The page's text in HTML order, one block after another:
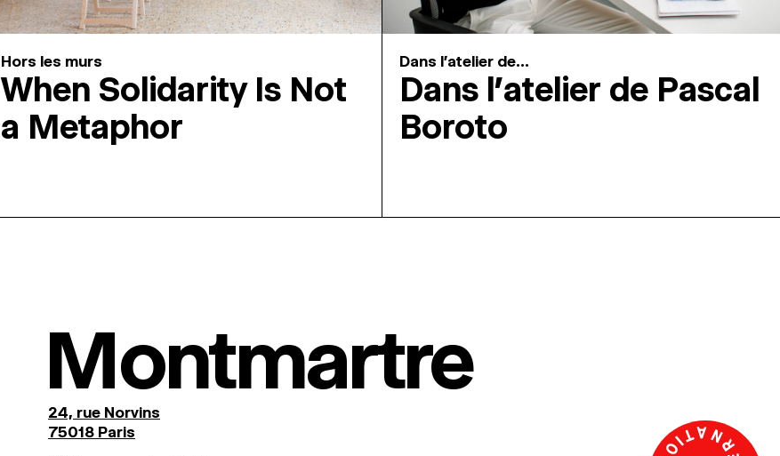
Hors les murs
When Solidarity Is Not
a Metaphor
Dans l'atelier de...
Dans l’atelier de Pascal
Boroto
Montmartre
24, rue Norvins
75018 Paris